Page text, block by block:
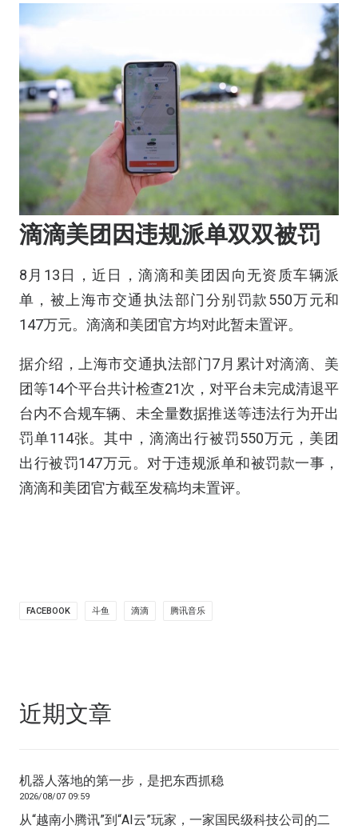
滴滴美团因违规派单双双被罚
8月13日，近日，滴滴和美团因向无资质车辆派
单，被上海市交通执法部门分别罚款550万元和
147万元。滴滴和美团官方均对此暂未置评。
据介绍，上海市交通执法部门7月累计对滴滴、美
团等14个平台共计检查21次，对平台未完成清退平
台内不合规车辆、未全量数据推送等违法行为开出
罚单114张。其中，滴滴出行被罚550万元，美团
出行被罚147万元。对于违规派单和被罚款一事，
滴滴和美团官方截至发稿均未置评。
FACEBOOK 斗鱼 滴滴 腾讯音乐
近期文章
机器人落地的第一步，是把东西抓稳
2026/08/07 09:59
从“越南小腾讯”到“AI云”玩家，一家国民级科技公司的二